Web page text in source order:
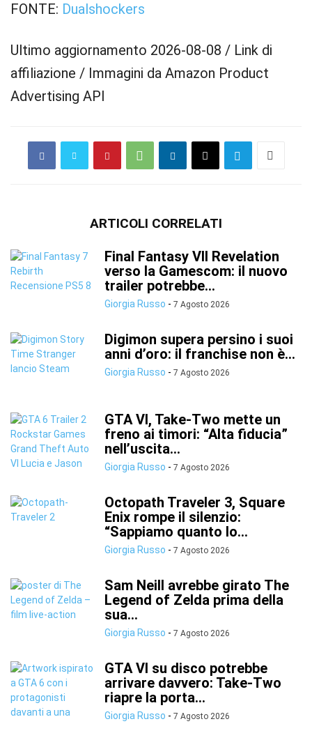
FONTE: Dualshockers
Ultimo aggiornamento 2026-08-08 / Link di
affiliazione / Immagini da Amazon Product
Advertising API
ARTICOLI CORRELATI
Final Fantasy VII Revelation
verso la Gamescom: il nuovo
trailer potrebbe...
Giorgia Russo - 7 Agosto 2026
Digimon supera persino i suoi
anni d’oro: il franchise non è...
Giorgia Russo - 7 Agosto 2026
GTA VI, Take-Two mette un
freno ai timori: “Alta fiducia”
nell’uscita...
Giorgia Russo - 7 Agosto 2026
Octopath Traveler 3, Square
Enix rompe il silenzio:
“Sappiamo quanto lo...
Giorgia Russo - 7 Agosto 2026
Sam Neill avrebbe girato The
Legend of Zelda prima della
sua...
Giorgia Russo - 7 Agosto 2026
GTA VI su disco potrebbe
arrivare davvero: Take-Two
riapre la porta...
Giorgia Russo - 7 Agosto 2026